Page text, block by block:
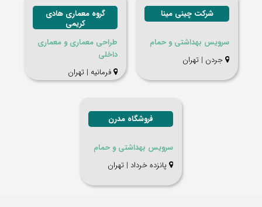
شرکت چینی مینا
سرویس بهداشتی و حمام
جردن | تهران
گروه معماری هادی
کریمی
طراحی معماری و معماری
داخلی
فرمانیه | تهران
فروشگاه مدرن
سرویس بهداشتی و حمام
پانزده خرداد | تهران